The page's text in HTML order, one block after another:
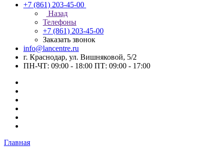
+7 (861) 203-45-00
Назад
Телефоны
+7 (861) 203-45-00
Заказать звонок
info@lancentre.ru
г. Краснодар, ул. Вишняковой, 5/2
ПН-ЧТ: 09:00 - 18:00 ПТ: 09:00 - 17:00
Главная